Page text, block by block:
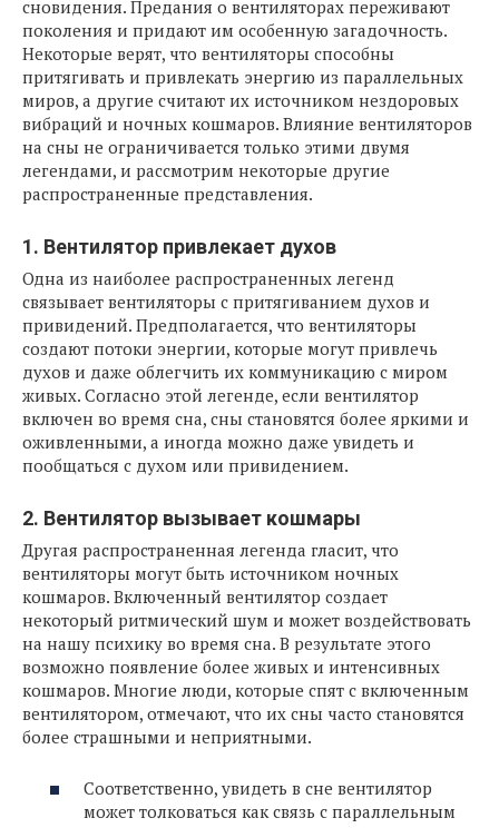
сновидения. Предания о вентиляторах переживают
поколения и придают им особенную загадочность.
Некоторые верят, что вентиляторы способны
притягивать и привлекать энергию из параллельных
миров, а другие считают их источником нездоровых
вибраций и ночных кошмаров. Влияние вентиляторов
на сны не ограничивается только этими двумя
легендами, и рассмотрим некоторые другие
распространенные представления.
1. Вентилятор привлекает духов
Одна из наиболее распространенных легенд
связывает вентиляторы с притягиванием духов и
привидений. Предполагается, что вентиляторы
создают потоки энергии, которые могут привлечь
духов и даже облегчить их коммуникацию с миром
живых. Согласно этой легенде, если вентилятор
включен во время сна, сны становятся более яркими и
оживленными, а иногда можно даже увидеть и
пообщаться с духом или привидением.
2. Вентилятор вызывает кошмары
Другая распространенная легенда гласит, что
вентиляторы могут быть источником ночных
кошмаров. Включенный вентилятор создает
некоторый ритмический шум и может воздействовать
на нашу психику во время сна. В результате этого
возможно появление более живых и интенсивных
кошмаров. Многие люди, которые спят с включенным
вентилятором, отмечают, что их сны часто становятся
более страшными и неприятными.
Соответственно, увидеть в сне вентилятор
может толковаться как связь с параллельным